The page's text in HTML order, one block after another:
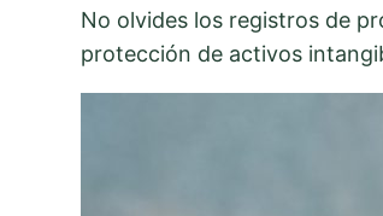
No olvides los registros de
protección de activos